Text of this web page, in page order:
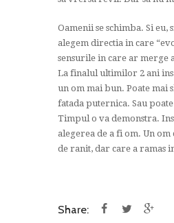
Oamenii se schimba. Si eu,
alegem directia in care
sensurile in care ar merge
La finalul ultimilor 2 ani
un om mai bun. Poate mai
fatada puternica. Sau
Timpul o va demonstra.
alegerea de a fi om. Un om
de ranit, dar care a ramas
Share: